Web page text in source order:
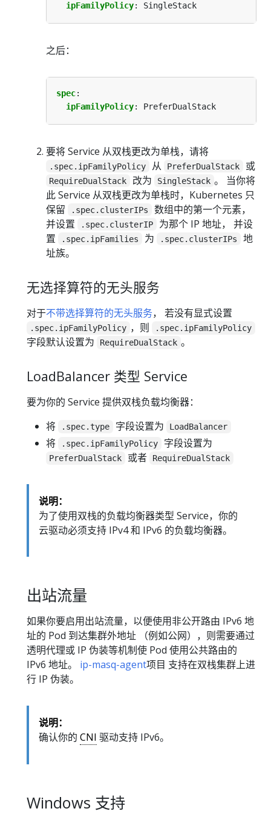
ipFamilyPolicy: SingleStack
之后：
spec:
ipFamilyPolicy: PreferDualStack
要将 Service 从双栈更改为单栈，请将
.spec.ipFamilyPolicy 从 PreferDualStack 或
RequireDualStack 改为 SingleStack 。 当你将
此 Service 从双栈更改为单栈时，Kubernetes 只
保留
.spec.clusterIPs
数组中的第一个元素，
并设置
.spec.clusterIP
为那个 IP 地址， 并设
置
.spec.ipFamilies 为 .spec.clusterIPs
地
址族。
无选择算符的无头服务
对于不带选择算符的无头服务， 若没有显式设置
.spec.ipFamilyPolicy ，则 .spec.ipFamilyPolicy
字段默认设置为 RequireDualStack 。
LoadBalancer 类型 Service
要为你的 Service 提供双栈负载均衡器：
将
.spec.type 字段设置为 LoadBalancer
将 .spec.ipFamilyPolicy 字段设置为
PreferDualStack 或者 RequireDualStack
说明：
为了使用双栈的负载均衡器类型 Service，你的
云驱动必须支持 IPv4 和 IPv6 的负载均衡器。
出站流量
如果你要启用出站流量，以便使用非公开路由 IPv6 地
址的 Pod 到达集群外地址 （例如公网），则需要通过
透明代理或 IP 伪装等机制使 Pod 使用公共路由的
IPv6 地址。 ip-masq-agent项目 支持在双栈集群上进
行 IP 伪装。
说明：
确认你的 CNI 驱动支持 IPv6。
Windows 支持